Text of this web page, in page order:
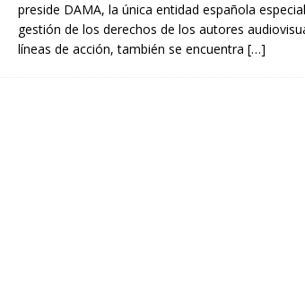
preside DAMA, la única entidad española
gestión de los derechos de los autores
líneas de acción, también se encuentra […]